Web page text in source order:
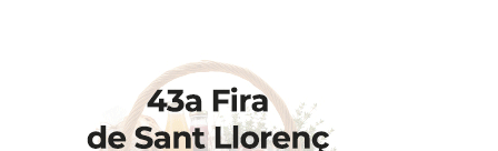
STAY UPDATED